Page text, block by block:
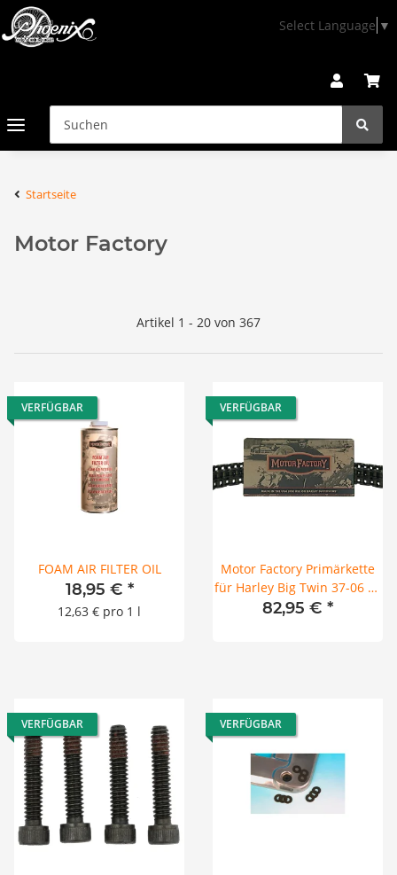
Select Language ▼
Startseite
Motor Factory
Artikel 1 - 20 von 367
VERFÜGBAR
FOAM AIR FILTER OIL
18,95 € *
12,63 € pro 1 l
VERFÜGBAR
Motor Factory Primärkette
für Harley Big Twin 37-06 82
Glieder
82,95 € *
VERFÜGBAR VERFÜGBAR